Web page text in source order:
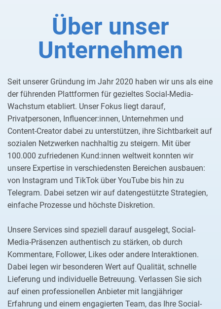
Über unser
Unternehmen
Seit unserer Gründung im Jahr 2020 haben wir uns als eine
der führenden Plattformen für gezieltes Social-Media-
Wachstum etabliert. Unser Fokus liegt darauf,
Privatpersonen, Influencer:innen, Unternehmen und
Content-Creator dabei zu unterstützen, ihre Sichtbarkeit auf
sozialen Netzwerken nachhaltig zu steigern. Mit über
100.000 zufriedenen Kund:innen weltweit konnten wir
unsere Expertise in verschiedensten Bereichen ausbauen:
von Instagram und TikTok über YouTube bis hin zu
Telegram. Dabei setzen wir auf datengestützte Strategien,
einfache Prozesse und höchste Diskretion.
Unsere Services sind speziell darauf ausgelegt, Social-
Media-Präsenzen authentisch zu stärken, ob durch
Kommentare, Follower, Likes oder andere Interaktionen.
Dabei legen wir besonderen Wert auf Qualität, schnelle
Lieferung und individuelle Betreuung. Verlassen Sie sich
auf einen professionellen Anbieter mit langjähriger
Erfahrung und einem engagierten Team, das Ihre Social-